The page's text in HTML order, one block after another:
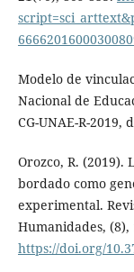
Modelo de
Nacional de
CG-UNAE-R-
Orozco, R.
bordado como
experimental.
Humanidades, (8),
https://doi.org/